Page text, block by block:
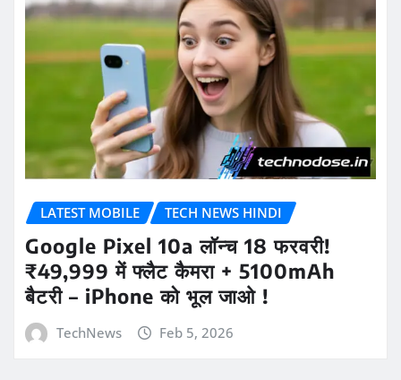
LATEST MOBILE TECH NEWS HINDI
Google Pixel 10a लॉन्च 18 फरवरी!
₹49,999 में फ्लैट कैमरा + 5100mAh
बैटरी – iPhone को भूल जाओ !
TechNews Feb 5, 2026